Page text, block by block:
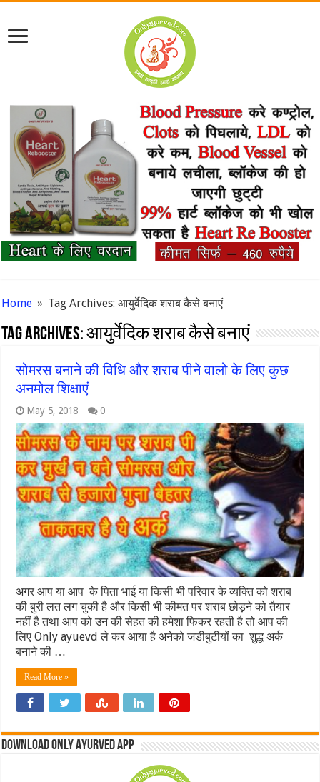
Home » Tag Archives: आयुर्वेदिक शराब कैसे बनाएं
Tag Archives:आयुर्वेदिक शराब कैसे बनाएं
सोमरस बनाने की विधि और शराब पीने वालो के लिए कुछ
अनमोल शिक्षाएं
May 5, 2018 0
अगर आप या आप के पिता भाई या किसी भी परिवार के व्यक्ति को शराब
की बुरी लत लग चुकी है और किसी भी कीमत पर शराब छोड़ने को तैयार
नहीं है तथा आप को उन की सेहत की हमेशा फिकर रहती है तो आप की
लिए Only ayuevd ले कर आया है अनेको जडीबुटीयों का शुद्ध अर्क
बनाने की …
Read More »
Download Only Ayurved App